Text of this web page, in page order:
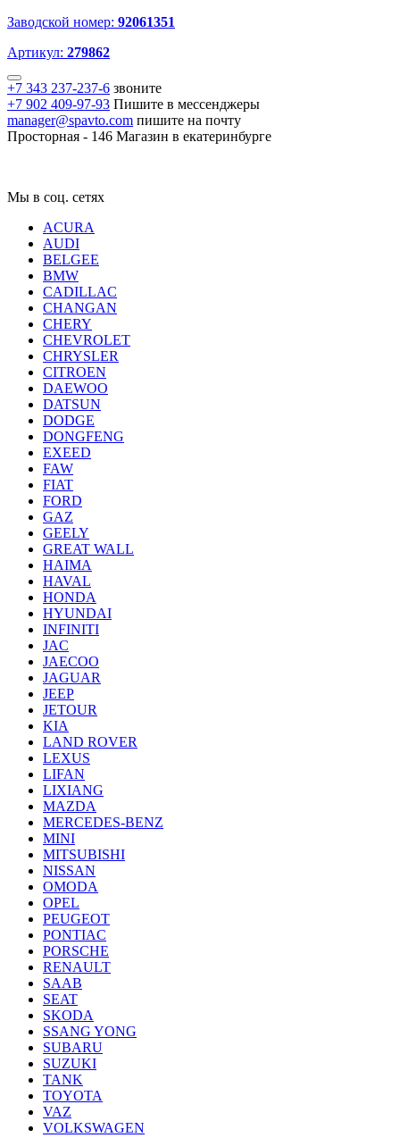
Заводской номер: 92061351
Артикул: 279862
+7 343 237-237-6 звоните
+7 902 409-97-93 Пишите в мессенджеры
manager@spavto.com пишите на почту
Просторная - 146 Магазин в екатеринбурге
Мы в соц. сетях
ACURA
AUDI
BELGEE
BMW
CADILLAC
CHANGAN
CHERY
CHEVROLET
CHRYSLER
CITROEN
DAEWOO
DATSUN
DODGE
DONGFENG
EXEED
FAW
FIAT
FORD
GAZ
GEELY
GREAT WALL
HAIMA
HAVAL
HONDA
HYUNDAI
INFINITI
JAC
JAECOO
JAGUAR
JEEP
JETOUR
KIA
LAND ROVER
LEXUS
LIFAN
LIXIANG
MAZDA
MERCEDES-BENZ
MINI
MITSUBISHI
NISSAN
OMODA
OPEL
PEUGEOT
PONTIAC
PORSCHE
RENAULT
SAAB
SEAT
SKODA
SSANG YONG
SUBARU
SUZUKI
TANK
TOYOTA
VAZ
VOLKSWAGEN